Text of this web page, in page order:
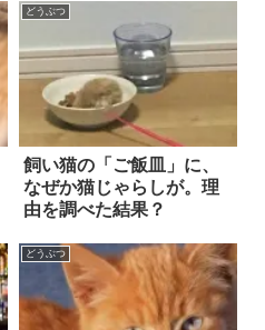
どうぶつ
飼い猫の「ご飯皿」に、
なぜか猫じゃらしが。理
由を調べた結果？
どうぶつ